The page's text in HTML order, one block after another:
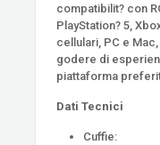
compatibilit? con
PlayStation? 5,
cellulari, PC e
godere di
piattaforma
Dati Tecnici
Cuffie: